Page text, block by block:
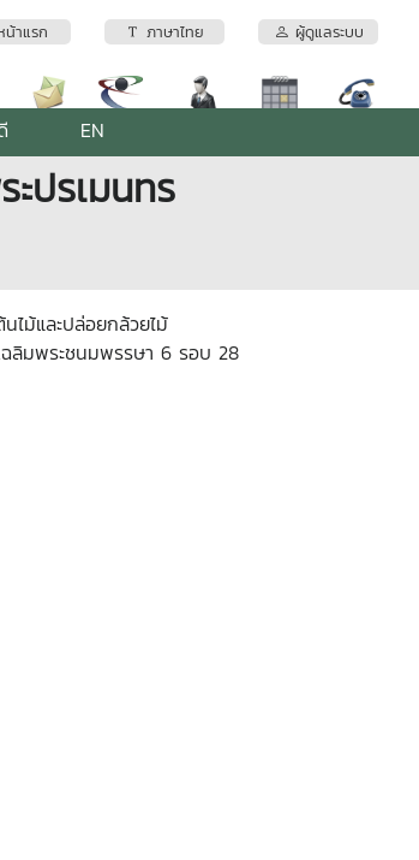
าแรก ภาษาไทย ผู้ดูแลระบบ
EN
ปรเมนทร
ม้และปล่อยกล้วยไม้
ฉลิมพระชนมพรรษา 6 รอบ 28